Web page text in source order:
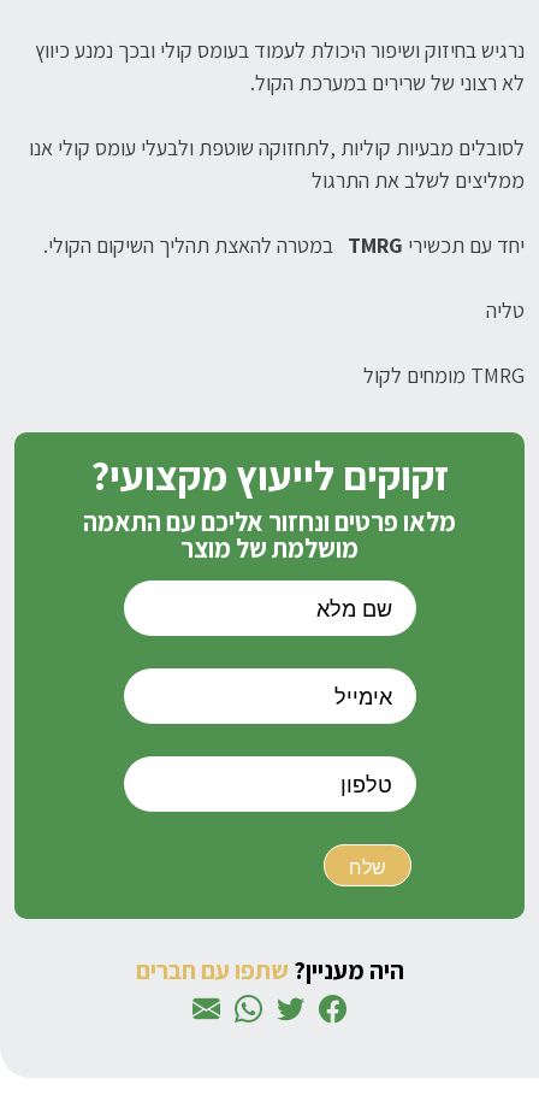
נרגיש בחיזוק ושיפור היכולת לעמוד בעומס קולי ובכך נמנע כיווץ
לא רצוני של שרירים במערכת הקול.
לסובלים מבעיות קוליות ,לתחזוקה שוטפת ולבעלי עומס קולי אנו
ממליצים לשלב את התרגול
יחד עם תכשירי TMRG במטרה להאצת תהליך השיקום הקולי.
טליה
TMRG מומחים לקול
זקוקים לייעוץ מקצועי?
מלאו פרטים ונחזור אליכם עם התאמה
מושלמת של מוצר
היה מעניין? שתפו עם חברים